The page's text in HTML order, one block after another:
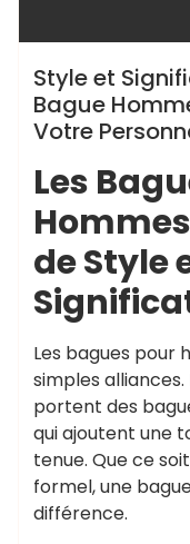
Style et
Bague
Votre
Les
de Style
Les bagues pour
simples
portent des
qui ajoutent une
tenue. Que ce
formel, une
différence.